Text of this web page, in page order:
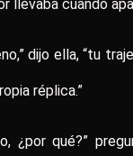
llevaba cuando
dijo ella, “tu
réplica.”
¿por qué?”